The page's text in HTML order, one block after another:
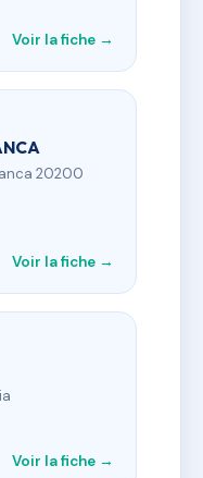
Voir la fiche →
20200
Voir la fiche →
Voir la fiche →